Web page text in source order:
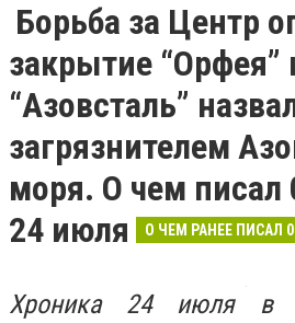
Борьба за Центр
закрытие “Орфея”
“Азовсталь”
загрязнителем
моря. О чем писал
24 июля
О ЧЕМ РАНЕЕ ПИСАЛ
Хроника 24 июля в